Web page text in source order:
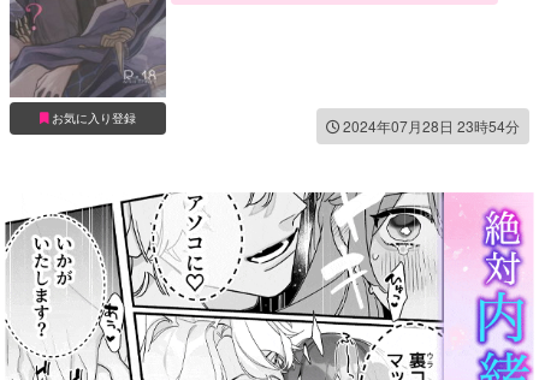
お気に入り登録 2024年07月28日 23時54分